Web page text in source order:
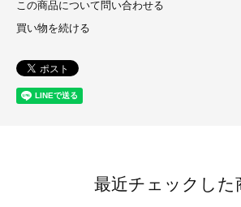
この商品について問い合わせる
買い物を続ける
最近チェックした